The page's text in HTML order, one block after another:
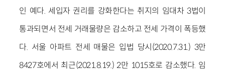
인 예다. 세입자 권리를 강화한다는 취지의 임대차 3법이
통과되면서 전세 거래물량은 감소하고 전세 가격이 폭등했
다. 서울 아파트 전세 매물은 입법 당시(2020.7.31.) 3만
8427호에서 최근(2021.8.19.) 2만 1015호로 감소했다. 임